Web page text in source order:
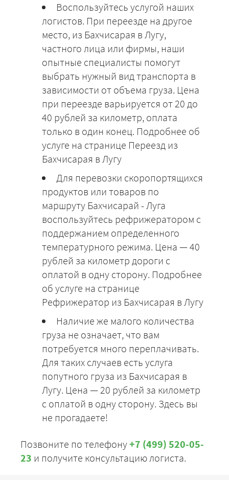
Воспользуйтесь услугой наших
логистов. При переезде на другое
место, из Бахчисарая в Лугу,
частного лица или фирмы, наши
опытные специалисты помогут
выбрать нужный вид транспорта в
зависимости от объема груза. Цена
при переезде варьируется от 20 до
40 рублей за километр, оплата
только в один конец. Подробнее об
услуге на странице Переезд из
Бахчисарая в Лугу
Для перевозки скоропортящихся
продуктов или товаров по
маршруту Бахчисарай - Луга
воспользуйтесь рефрижератором с
поддержанием определенного
температурного режима. Цена — 40
рублей за километр дороги с
оплатой в одну сторону. Подробнее
об услуге на странице
Рефрижератор из Бахчисарая в Лугу
Наличие же малого количества
груза не означает, что вам
потребуется много переплачивать.
Для таких случаев есть услуга
попутного груза из Бахчисарая в
Лугу. Цена — 20 рублей за километр
с оплатой в одну сторону. Здесь вы
не прогадаете!
Позвоните по телефону+7 (499) 520-05-
23 и получите консультацию логиста.